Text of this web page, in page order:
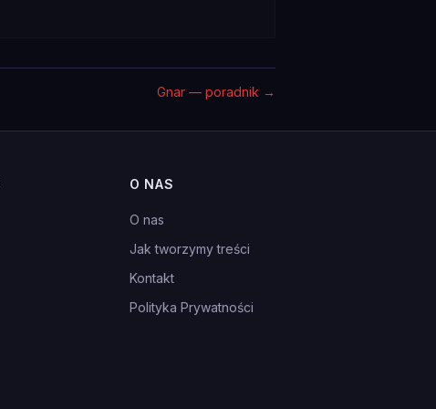
Gnar — poradnik →
O NAS
O nas
Jak tworzymy treści
Kontakt
Polityka Prywatności